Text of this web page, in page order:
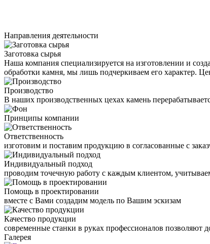
Направления деятельности
Заготовка сырья
Наша компания специализируется на изготовлении и
обработки камня, мы лишь подчеркиваем его характер.
Производство
В наших производственных цехах камень
Принципы компании
Ответственность
изготовим и поставим продукцию в согласованные с
Индивидуальный подход
проводим точечную работу с каждым клиентом,
Помощь в проектировании
вместе с Вами создадим модель по Вашим эскизам
Качество продукции
современные станки в руках профессионалов позволяют
Галерея